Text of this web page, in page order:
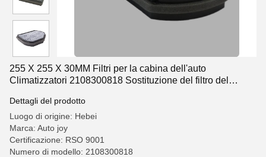
255 X 255 X 30MM Filtri per la cabina dell'auto
Climatizzatori 2108300818 Sostituzione del filtro del
Dettagli del prodotto
Luogo di origine: Hebei
Marca: Auto joy
Certificazione: RSO 9001
Numero di modello: 2108300818